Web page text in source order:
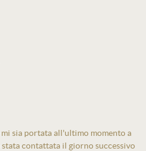
sia portata all'ultimo momento a
contattata il giorno successivo